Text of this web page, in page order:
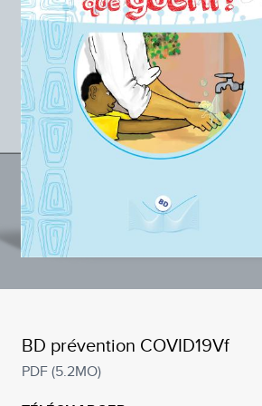
BD prévention COVID19Vf
PDF (5.2MO)